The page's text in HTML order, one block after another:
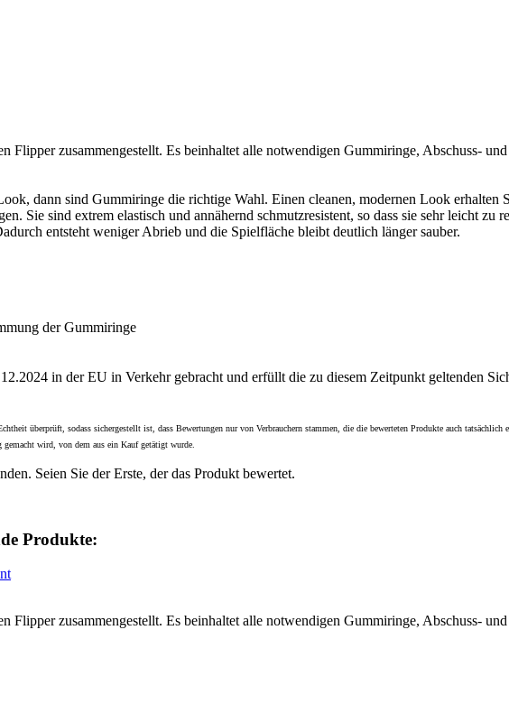
Flipper zusammengestellt. Es beinhaltet alle notwendigen Gummiringe, Abschuss-
dann sind Gummiringe die richtige Wahl. Einen cleanen, modernen Look
Sie sind extrem elastisch und annähernd schmutzresistent, so dass sie sehr leicht
entsteht weniger Abrieb und die Spielfläche bleibt deutlich länger sauber.
der Gummiringe
in der EU in Verkehr gebracht und erfüllt die zu diesem Zeitpunkt geltenden
überprüft, sodass sichergestellt ist, dass Bewertungen nur von Verbrauchern stammen, die die bewerteten Produkte auch
wird, von dem aus ein Kauf getätigt wurde.
Seien Sie der Erste, der das Produkt bewertet.
Produkte:
Flipper zusammengestellt. Es beinhaltet alle notwendigen Gummiringe, Abschuss-